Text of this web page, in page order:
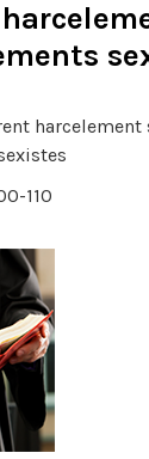
harcelement
110